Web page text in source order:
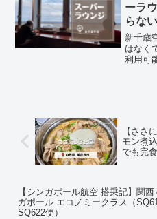
ーラ
らな
新千歳
はなく
利用可
【ささ
モン煮
でも完
【シンガポール航空 搭乗記】関
ガポール エコノミークラス（
SQ622便）